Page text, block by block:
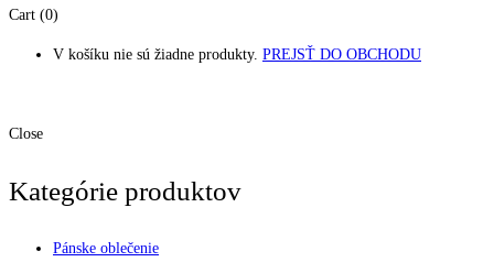
Cart (0)
V košíku nie sú žiadne produkty. PREJSŤ DO OBCHODU
Close
Kategórie produktov
Pánske oblečenie